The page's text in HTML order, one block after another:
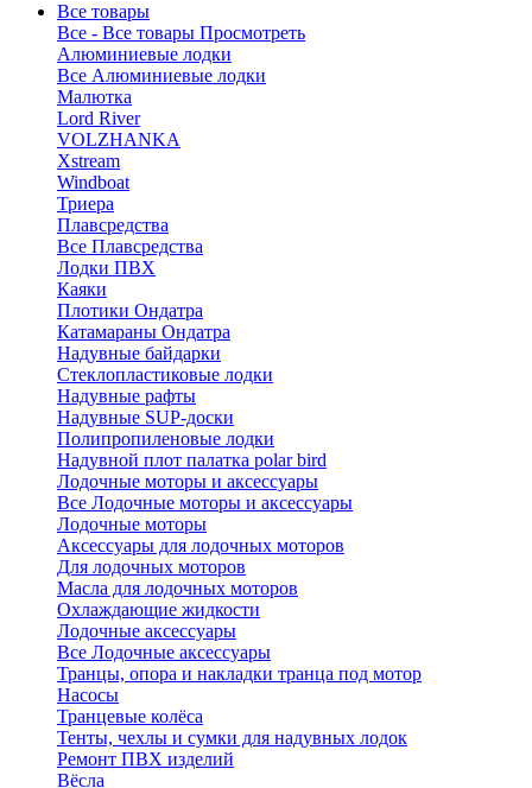
Все товары
Все - Все товары Просмотреть
Алюминиевые лодки
Все Алюминиевые лодки
Малютка
Lord River
VOLZHANKA
Xstream
Windboat
Триера
Плавсредства
Все Плавсредства
Лодки ПВХ
Каяки
Плотики Ондатра
Катамараны Ондатра
Надувные байдарки
Стеклопластиковые лодки
Надувные рафты
Надувные SUP-доски
Полипропиленовые лодки
Надувной плот палатка polar bird
Лодочные моторы и аксессуары
Все Лодочные моторы и аксессуары
Лодочные моторы
Аксессуары для лодочных моторов
Для лодочных моторов
Масла для лодочных моторов
Охлаждающие жидкости
Лодочные аксессуары
Все Лодочные аксессуары
Транцы, опора и накладки транца под мотор
Насосы
Транцевые колёса
Тенты, чехлы и сумки для надувных лодок
Ремонт ПВХ изделий
Вёсла